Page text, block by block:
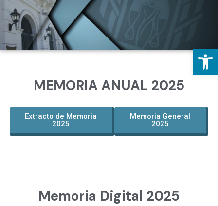
MEMORIA ANUAL 2025
Extracto de Memoria
2025
Memoria General
2025
Memoria Digital 2025